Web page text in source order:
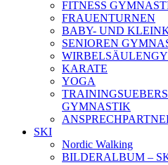
FITNESS
FRAUENTURNEN
BABY- UND
SENIOREN
KARATE
YOGA
GYMNASTIK
SKI
Nordic Walking
BILDERALBUM –